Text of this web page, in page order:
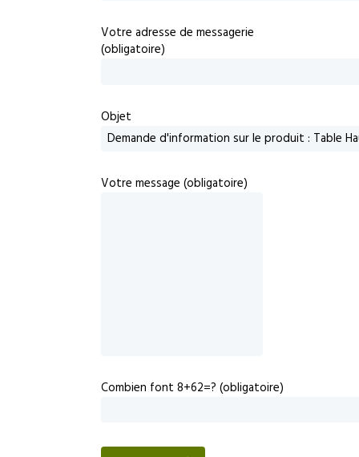
Votre adresse de messagerie
(obligatoire)
Objet
Votre message (obligatoire)
Combien font 8+62=? (obligatoire)